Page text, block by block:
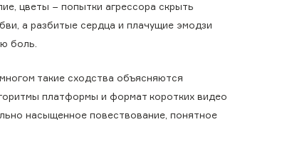
цветы − попытки агрессора скрыть
а разбитые сердца и плачущие эмодзи
боль.
такие сходства объясняются
платформы и формат коротких видео
насыщенное повествование, понятное